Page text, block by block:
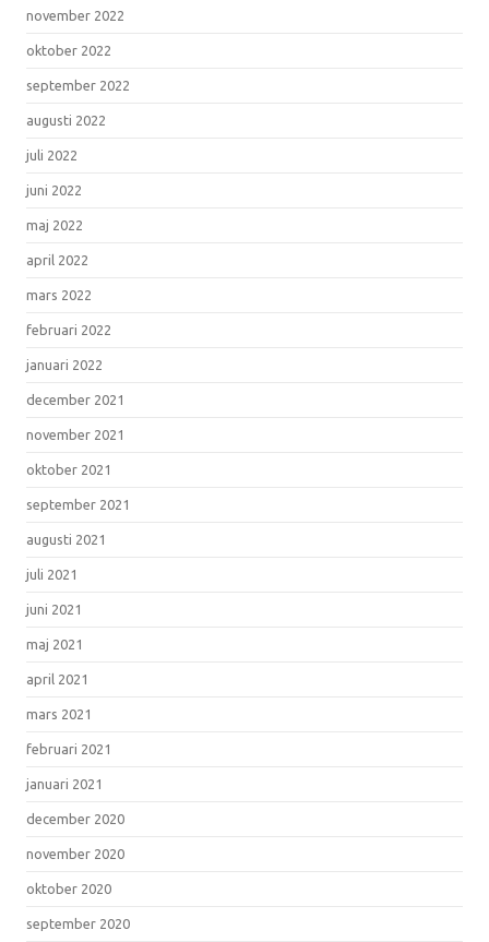
november 2022
oktober 2022
september 2022
augusti 2022
juli 2022
juni 2022
maj 2022
april 2022
mars 2022
februari 2022
januari 2022
december 2021
november 2021
oktober 2021
september 2021
augusti 2021
juli 2021
juni 2021
maj 2021
april 2021
mars 2021
februari 2021
januari 2021
december 2020
november 2020
oktober 2020
september 2020